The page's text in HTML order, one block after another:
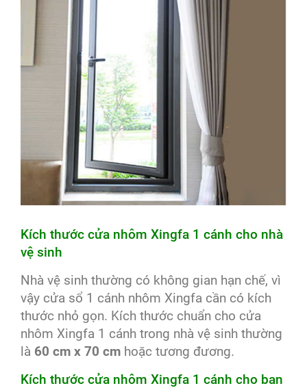
Kích thước cửa nhôm Xingfa 1 cánh cho nhà
vệ sinh
Nhà vệ sinh thường có không gian hạn chế, vì
vậy cửa sổ 1 cánh nhôm Xingfa cần có kích
thước nhỏ gọn. Kích thước chuẩn cho cửa
nhôm Xingfa 1 cánh trong nhà vệ sinh thường
là 60 cm x 70 cm hoặc tương đương.
Kích thước cửa nhôm Xingfa 1 cánh cho ban